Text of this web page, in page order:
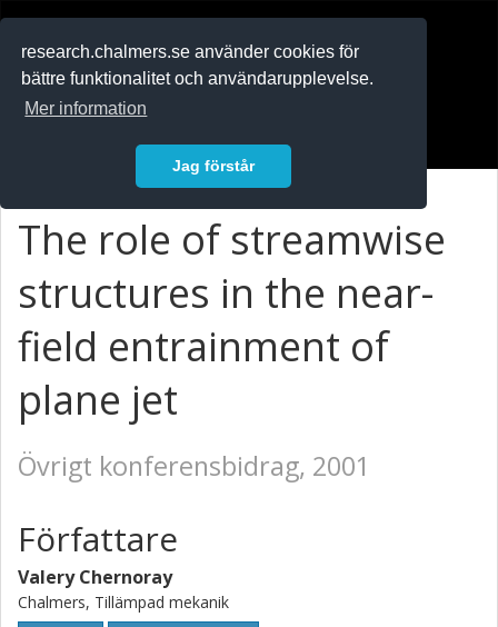
research.chalmers.se använder cookies för
bättre funktionalitet och användarupplevelse.
Mer information
Jag förstår
The role of streamwise
structures in the near-
field entrainment of
plane jet
Övrigt konferensbidrag, 2001
Författare
Valery Chernoray
Chalmers, Tillämpad mekanik